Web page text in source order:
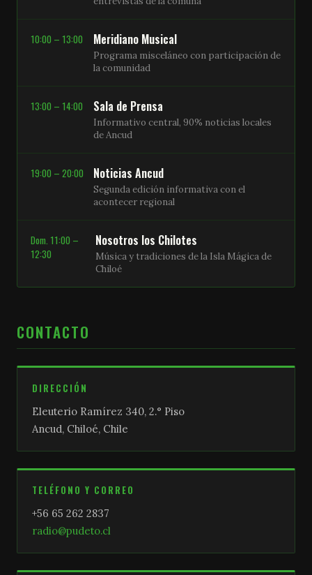
10:00 – 13:00 Meridiano Musical
Programa misceláneo con participación de
la comunidad
13:00 – 14:00 Sala de Prensa
Informativo central, 90% noticias locales
de Ancud
19:00 – 20:00 Noticias Ancud
Segunda edición informativa con el
acontecer regional
Dom. 11:00 –
12:30
Nosotros los Chilotes
Música y tradiciones de la Isla Mágica de
Chiloé
CONTACTO
DIRECCIÓN
Eleuterio Ramírez 340, 2.° Piso
Ancud, Chiloé, Chile
TELÉFONO Y CORREO
+56 65 262 2837
radio@pudeto.cl